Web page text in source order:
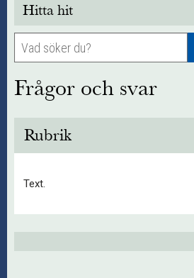
Hitta hit
Frågor och svar
Rubrik
Text.